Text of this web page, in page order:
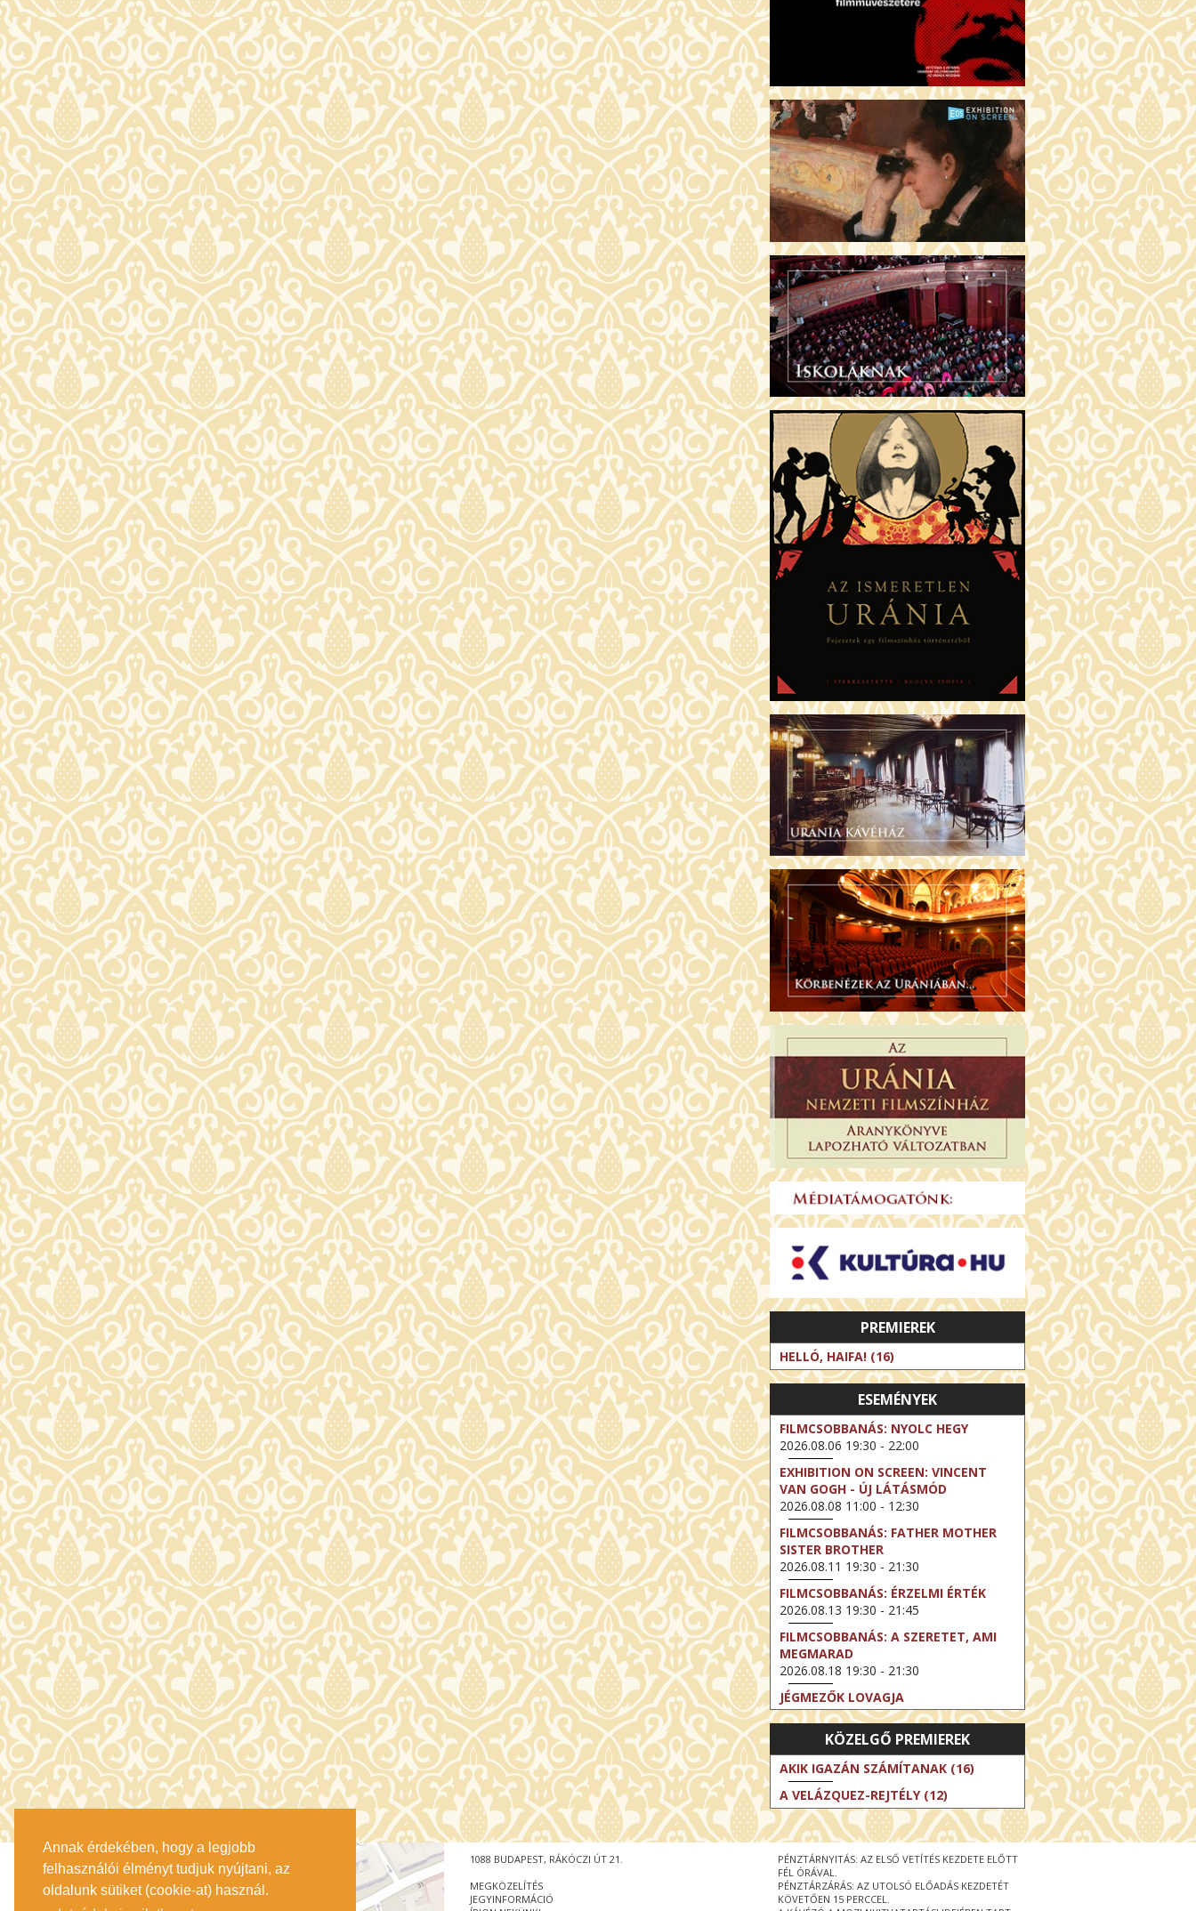
Annak érdekében, hogy a legjobb
felhasználói élményt tudjuk nyújtani, az
oldalunk sütiket (cookie-at) használ.
PREMIEREK
HELLÓ, HAIFA! (16)
ESEMÉNYEK
FILMCSOBBANÁS: NYOLC HEGY
2026.08.06 19:30 - 22:00
EXHIBITION ON SCREEN: VINCENT
VAN GOGH - ÚJ LÁTÁSMÓD
2026.08.08 11:00 - 12:30
FILMCSOBBANÁS: FATHER MOTHER
SISTER BROTHER
2026.08.11 19:30 - 21:30
FILMCSOBBANÁS: ÉRZELMI ÉRTÉK
2026.08.13 19:30 - 21:45
FILMCSOBBANÁS: A SZERETET, AMI
MEGMARAD
2026.08.18 19:30 - 21:30
JÉGMEZŐK LOVAGJA
2026.08.23 16:00 - 18:30
FILMCSOBBANÁS: TÖKÉLETES NAPOK
2026.08.25 19:30 - 21:45
FILMCSOBBANÁS: IFJÚSÁG
2026.08.27 19:30 - 21:30
EXHIBITION ON SCREEN: VINCENT
VAN GOGH - ÚJ LÁTÁSMÓD
2026.08.30 11:00 - 12:30
NT LIVE / DAVID IRELAND: THE FIFTH
STEP
KÖZELGŐ PREMIEREK
AKIK IGAZÁN SZÁMÍTANAK (16)
A VELÁZQUEZ-REJTÉLY (12)
PÉNZTÁRNYITÁS: AZ ELSŐ VETÍTÉS KEZDETE ELŐTT
FÉL ÓRÁVAL.
PÉNZTÁRZÁRÁS: AZ UTOLSÓ ELŐADÁS KEZDETÉT
KÖVETŐEN 15 PERCCEL.
1088 BUDAPEST, RÁKÓCZI ÚT 21.
MEGKÖZELÍTÉS
JEGYINFORMÁCIÓ